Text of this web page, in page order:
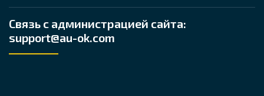
Связь с администрацией сайта:
support@au-ok.com